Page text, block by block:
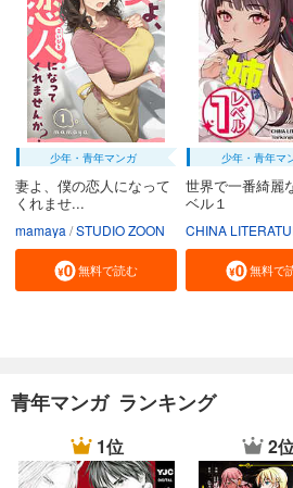
あらすじを表示する
会社をやめて馬主やりま
110 円 (税込)
あらすじを表示する
会社をやめて馬主やりま
あらすじを表示する
会社をやめて馬主やりま
110円 (税込)
少年・青年マンガ
妻よ、僕の恋人になって
くれませ...
mamaya STUDIO ZOON
無料で読む
少年・青年マ
世界で一番綺麗
ベル１
CHINA
無料で
青年マンガ ランキング
1位 2